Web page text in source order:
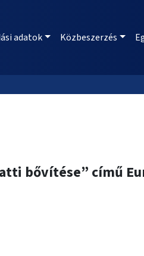
adatok Közbeszerzés
bővítése” című